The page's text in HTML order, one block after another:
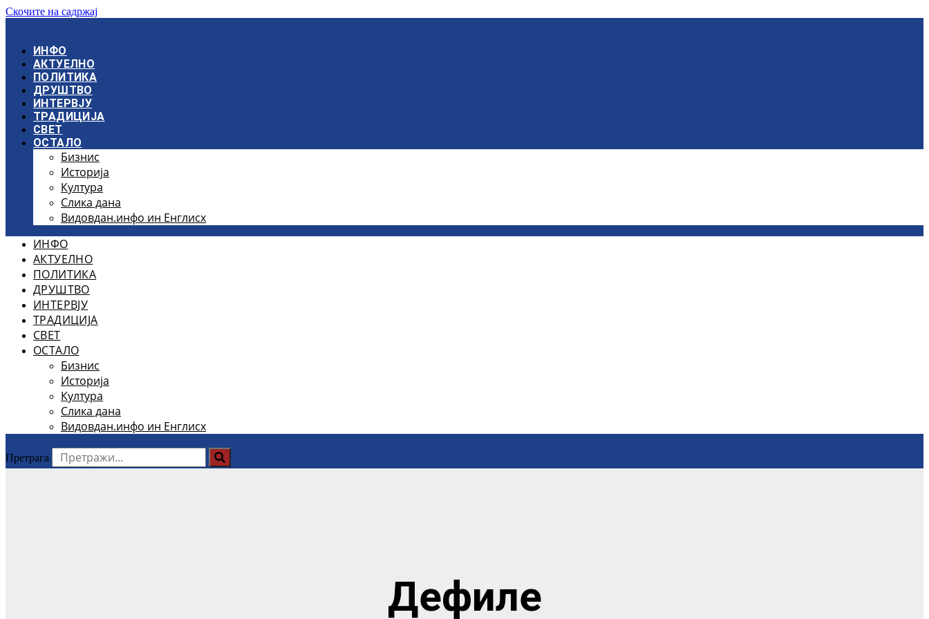
Скочите на садржај
ИНФО
АКТУЕЛНО
ПОЛИТИКА
ДРУШТВО
ИНТЕРВЈУ
ТРАДИЦИЈА
СВЕТ
ОСТАЛО
Бизнис
Историја
Култура
Слика дана
Видовдан.инфо ин Енглисх
ИНФО
АКТУЕЛНО
ПОЛИТИКА
ДРУШТВО
ИНТЕРВЈУ
ТРАДИЦИЈА
СВЕТ
ОСТАЛО
Бизнис
Историја
Култура
Слика дана
Видовдан.инфо ин Енглисх
Претрага
Дефиле